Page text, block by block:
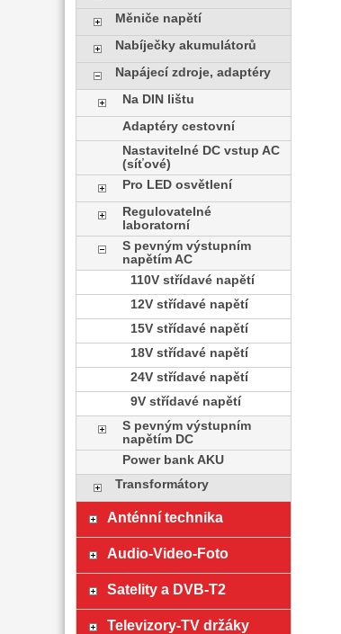
Měniče napětí
Nabíječky akumulátorů
Napájecí zdroje, adaptéry
Na DIN lištu
Adaptéry cestovní
Nastavitelné DC vstup AC
(síťové)
Pro LED osvětlení
Regulovatelné
laboratorní
S pevným výstupním
napětím AC
110V střídavé napětí
12V střídavé napětí
15V střídavé napětí
18V střídavé napětí
24V střídavé napětí
9V střídavé napětí
S pevným výstupním
napětím DC
Power bank AKU
Transformátory
Anténní technika
Audio-Video-Foto
Satelity a DVB-T2
Televizory-TV držáky